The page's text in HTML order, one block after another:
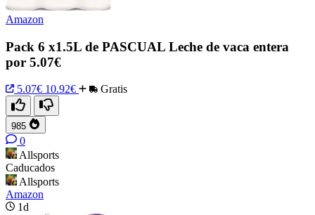
Amazon
Pack 6 x1.5L de PASCUAL Leche de vaca entera
por 5.07€
5.07€ 10.92€ Gratis
985
0
Allsports
Caducados
Allsports
Amazon
1d